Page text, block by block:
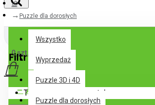
Wszystko
Wszystko
Wyprzedaż
Puzzle 3D i 4D
Puzzle dla dorosłych
0 szt. - 0zl
Twój koszyk jest pusty!
Puzzle dla dorosłych
Filtr Anuluj filtr
Ár